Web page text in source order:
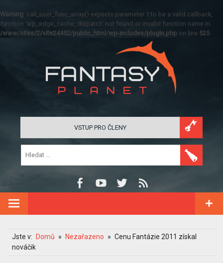
Warning: call_user_func_array() expects parameter 1 to be a valid callback,
function 'wp_edge_cache_dispatch' not found or invalid function name in
/www/sites/2/site24452/public_html/wp-includes/plugin.php on line 525
VSTUP PRO ČLENY
Jste v: Domů Nezařazeno
Cenu Fantázie 2011 získal
nováčik